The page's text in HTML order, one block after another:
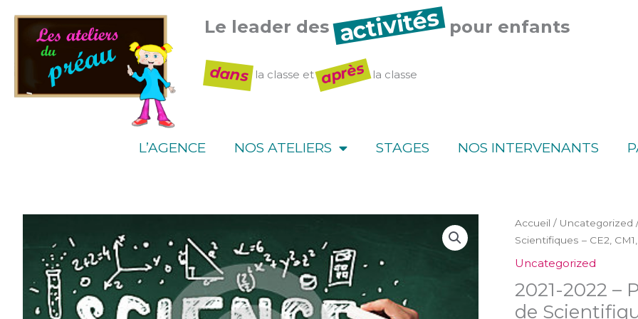
contenu
Le leader desactivitéspour enfants
dans la classe etaprès la classe
L’AGENCE NOS ATELIERS STAGES NOS INTERVENANTS
Accueil / Uncategorized
Scientifiques – CE2,
Uncategorized
2021-2022 –
de
quantité
de
-
Paris